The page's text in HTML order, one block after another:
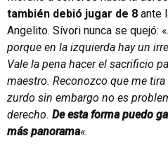
también debió jugar de 8 ante
Angelito. Sívori nunca se quejó: «
porque en la izquierda hay un
Vale la pena hacer el sacrificio
maestro. Reconozco que me
zurdo sin embargo no es
derecho. De esta forma puedo
más panorama«.